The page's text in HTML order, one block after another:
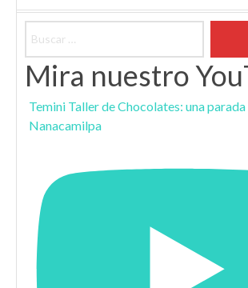
Mira nuestro
Temini Taller de Chocolates: una
Nanacamilpa